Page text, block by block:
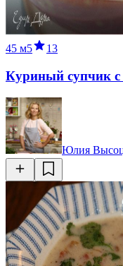
45 м5 13
Куриный супчик с
Юлия